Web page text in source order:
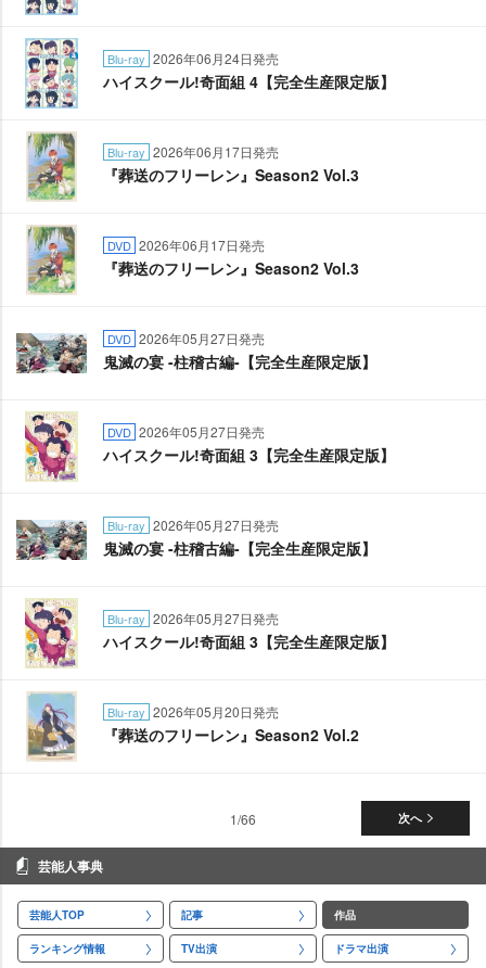
Blu-ray 2026年06月24日発売
ハイスクール!奇面組 4【完全生産限定版】
Blu-ray 2026年06月17日発売
『葬送のフリーレン』Season2 Vol.3
DVD 2026年06月17日発売
『葬送のフリーレン』Season2 Vol.3
DVD 2026年05月27日発売
鬼滅の宴 -柱稽古編-【完全生産限定版】
DVD 2026年05月27日発売
ハイスクール!奇面組 3【完全生産限定版】
Blu-ray 2026年05月27日発売
鬼滅の宴 -柱稽古編-【完全生産限定版】
Blu-ray 2026年05月27日発売
ハイスクール!奇面組 3【完全生産限定版】
Blu-ray 2026年05月20日発売
『葬送のフリーレン』Season2 Vol.2
次へ
1/66
芸能人事典
芸能人TOP 記事 作品
ランキング情報 TV出演 ドラマ出演